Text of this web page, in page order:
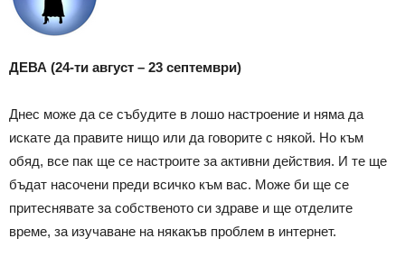
ДЕВА (24-ти август – 23 септември)
Днес може да се събудите в лошо настроение и няма да
искате да правите нищо или да говорите с някой. Но към
обяд, все пак ще се настроите за активни действия. И те ще
бъдат насочени преди всичко към вас. Може би ще се
притеснявате за собственото си здраве и ще отделите
време, за изучаване на някакъв проблем в интернет.